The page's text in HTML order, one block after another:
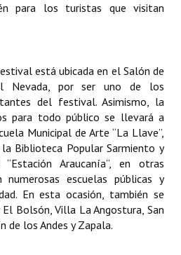
para los turistas que visitan
está ubicada en el Salón de
Nevada, por ser uno de los
del festival. Asimismo, la
para todo público se llevará a
Municipal de Arte “La Llave”,
Biblioteca Popular Sarmiento y
Araucanía”, en otras
numerosas escuelas públicas y
En esta ocasión, también se
Bolsón, Villa La Angostura, San
de los Andes y Zapala.